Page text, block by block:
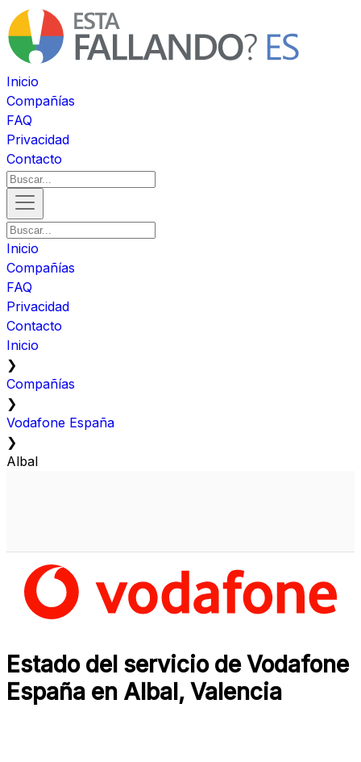
Inicio
Compañías
FAQ
Privacidad
Contacto
Inicio
Compañías
FAQ
Privacidad
Contacto
Inicio
❯
Compañías
❯
Vodafone España
❯
Albal
Estado del servicio de Vodafone
España en Albal, Valencia